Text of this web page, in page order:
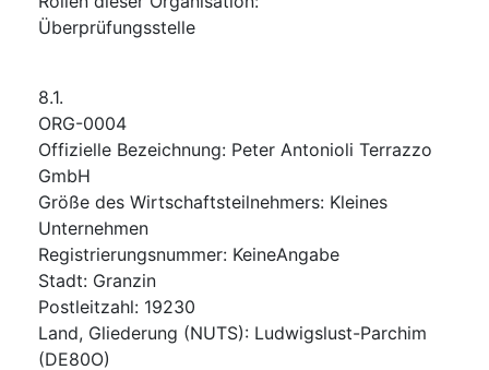
Überprüfungsstelle
8.1.
ORG-0004
Offizielle Bezeichnung: Peter Antonioli Terrazzo
GmbH
Größe des Wirtschaftsteilnehmers: Kleines
Unternehmen
Registrierungsnummer: KeineAngabe
Stadt: Granzin
Postleitzahl: 19230
Land, Gliederung (NUTS): Ludwigslust-Parchim
(DE80O)